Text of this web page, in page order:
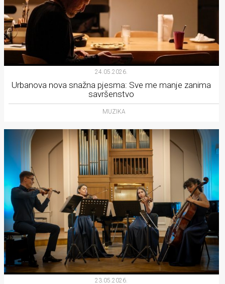
24.05.2026.
Urbanova nova snažna pjesma: Sve me manje zanima
savršenstvo
MUZIKA
23.05.2026.